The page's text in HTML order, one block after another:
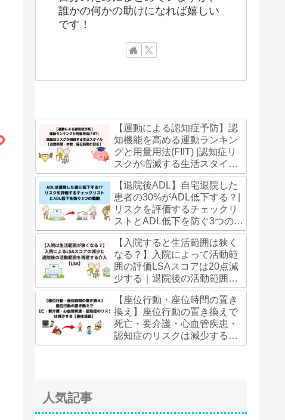
誰かの何かの助けになれば嬉しい
です！
【運動による認知症予防】認
知機能を高める運動ランキン
グと用量用法(FIIT) |認知症リ
スクが増減する生活スタイル
【活動時間・歩数・座位時間
の目安】
【退院後ADL】自宅退院した
患者の30%がADL低下する？|
リスクを評価するチェックリ
ストとADL低下を防ぐ3つの戦
略
【入院すると生活範囲は狭く
なる？】入院によって活動範
囲の評価LSAスコアは20点減
少する｜退院後の活動範囲を
再建する多角的リハビリ介入
【LSA】
【座位行動・座位時間の置き
換え】座位行動の置き換えで
死亡・要介護・心血管疾患・
認知症のリスクは減少する
【身体活動】
人気記事